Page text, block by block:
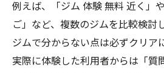
例えば、「ジム 体験 無料 近く」
ご」など、複数のジムを比較検討
ジムで分からない点は必ずクリア
実際に体験した利用者からは「質